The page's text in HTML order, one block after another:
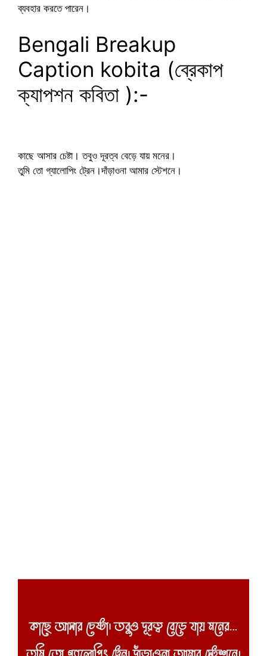
ব্যবহার করতে পারেন।
Bengali Breakup
Caption kobita (ব্রেকাপ
ক্যাপশন কবিতা ):-
কাছে আসার চেষ্টা। তবুও দূরত্ব বেড়ে যায় মনের।
তুমি তো গ্যালোপিং ট্রেন।দাঁড়াওনা আমার স্টেশনে।